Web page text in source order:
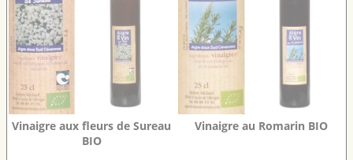
Vinaigre aux fleurs de Sureau
BIO
Vinaigre au Romarin BIO